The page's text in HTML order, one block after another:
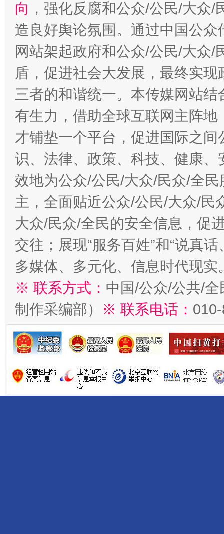
向 ，强化反腐和公众/公民/大众
造良好舆论氛围。通过中国公
网站架起政府和公众/公民/大众
盾，促进社会大发展，最终实
三者的和谐统一。本传媒网站
有生力，借助全球互联网主阵
才铺垫一个平台，促进国际之
识、法律、政策、科技、健康
效地为公众/公民/大众/民众/全
主，全面贴近公众/公民/大众/民
大众/民众/全民的安全信息，促
交往；展现“服务百姓”和“说真
多媒体、多元化、信息时代现实
※ 联系方式： 中国/公众/公共/
制作采编部）
※ 联系电话：